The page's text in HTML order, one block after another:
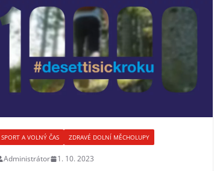
SPORT A VOLNÝ ČAS ZDRAVÉ DOLNÍ MĚCHOLUPY
Administrátor 1. 10. 2023